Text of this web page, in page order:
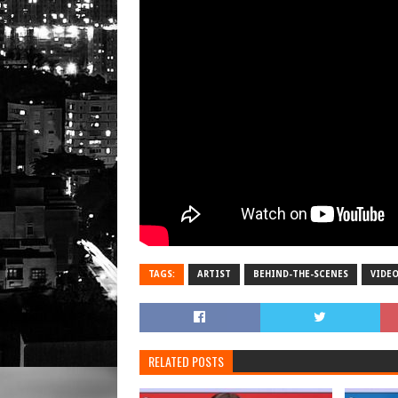
TAGS: ARTIST BEHIND-THE-SCENES VIDEO
RELATED POSTS